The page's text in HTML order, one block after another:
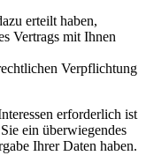
erteilt haben,
Vertrags mit Ihnen
Verpflichtung
erforderlich ist
ein überwiegendes
Ihrer Daten haben.